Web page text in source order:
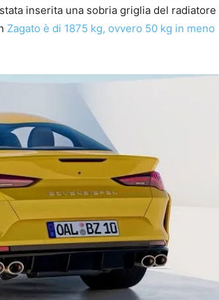
inserita una sobria griglia del radiatore
Zagato è di 1875 kg, ovvero 50 kg in meno